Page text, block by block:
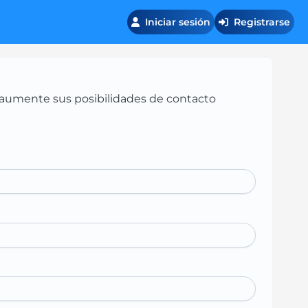
Iniciar sesión Registrarse
sus posibilidades de contacto